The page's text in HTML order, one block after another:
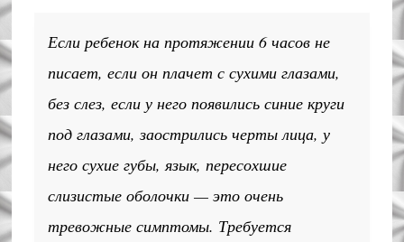
Если ребенок на протяжении 6 часов не
писает, если он плачет с сухими глазами,
без слез, если у него появились синие круги
под глазами, заострились черты лица, у
него сухие губы, язык, пересохшие
слизистые оболочки — это очень
тревожные симптомы. Требуется